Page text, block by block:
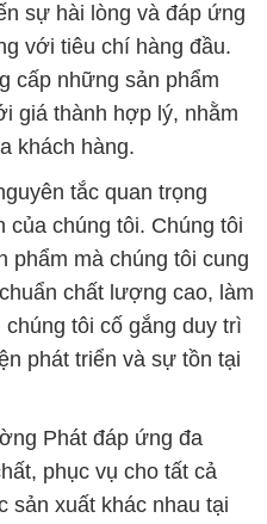
sự hài lòng và đáp ứng
với tiêu chí hàng đầu.
cấp những sản phẩm
giá thành hợp lý, nhằm
khách hàng.
tắc quan trọng
của chúng tôi. Chúng tôi
phẩm mà chúng tôi cung
chất lượng cao, làm
tôi cố gắng duy trì
phát triển và sự tồn tại
Phát đáp ứng đa
phục vụ cho tất cả
sản xuất khác nhau tại